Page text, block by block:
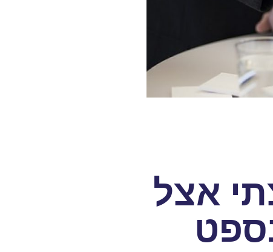
אצל